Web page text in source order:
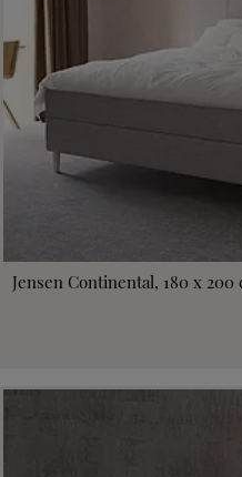
Jensen Continental, 180 x 200